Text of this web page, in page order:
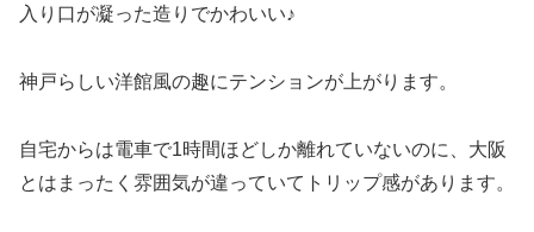
入り口が凝った造りでかわいい♪
神戸らしい洋館風の趣にテンションが上がります。
自宅からは電車で1時間ほどしか離れていないのに、大阪
とはまったく雰囲気が違っていてトリップ感があります。